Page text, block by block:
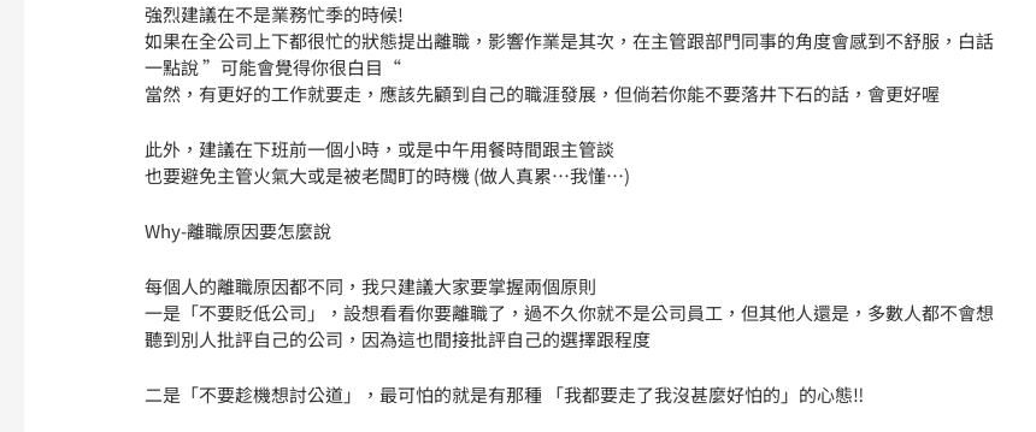
強烈建議在不是業務忙季的時候!
如果在全公司上下都很忙的狀態提出離職，影響作業是其次，在主管跟部門同事的角度會感到不舒服，白話
一點說 ”可能會覺得你很白目“
當然，有更好的工作就要走，應該先顧到自己的職涯發展，但倘若你能不要落井下石的話，會更好喔
此外，建議在下班前一個小時，或是中午用餐時間跟主管談
也要避免主管火氣大或是被老闆盯的時機 (做人真累…我懂…)
Why-離職原因要怎麼說
每個人的離職原因都不同，我只建議大家要掌握兩個原則
一是「不要貶低公司」，設想看看你要離職了，過不久你就不是公司員工，但其他人還是，多數人都不會想
聽到別人批評自己的公司，因為這也間接批評自己的選擇跟程度
二是「不要趁機想討公道」，最可怕的就是有那種 「我都要走了我沒甚麼好怕的」的心態‼️